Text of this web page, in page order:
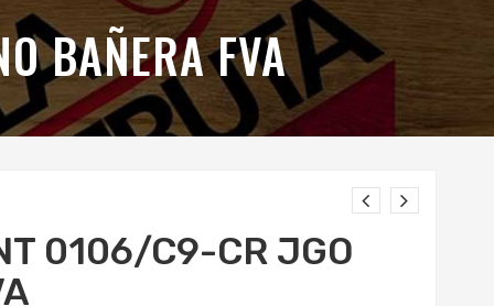
BAÑERA FVA
0106/C9-CR JGO